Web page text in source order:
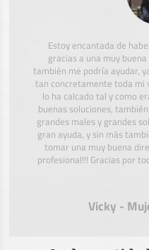
Estoy encantada de
gracias a una muy
también me podría ayudar,
tan concretamente toda mi
lo ha calcado tal y como
buenas soluciones,
grandes males y grandes
gran ayuda, y sin más
tomar una muy buena
profesional!!! Gracias por
Vicky -